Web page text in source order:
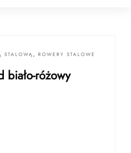
STALOWĄ, ROWERY STALOWE
biało-różowy